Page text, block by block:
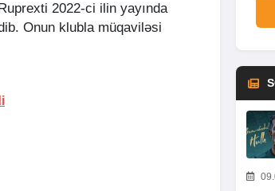
2022-ci ilin yayında
Onun klubla müqaviləsi